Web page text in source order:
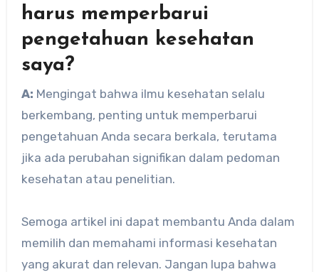
harus memperbarui
pengetahuan kesehatan
saya?
A: Mengingat bahwa ilmu kesehatan selalu
berkembang, penting untuk memperbarui
pengetahuan Anda secara berkala, terutama
jika ada perubahan signifikan dalam pedoman
kesehatan atau penelitian.
Semoga artikel ini dapat membantu Anda dalam
memilih dan memahami informasi kesehatan
yang akurat dan relevan. Jangan lupa bahwa